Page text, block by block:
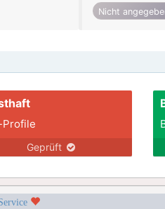
Nicht
Geprüft